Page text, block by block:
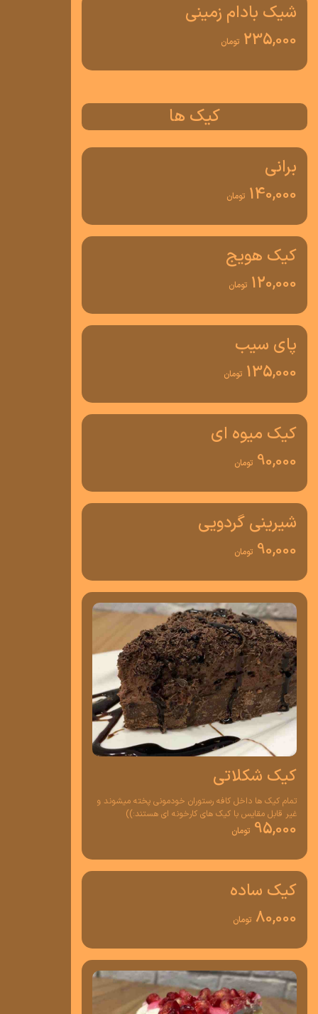
شیک بادام زمینی
235,000 تومان
کیک ها
برانی
140,000 تومان
کیک هویج
120,000 تومان
پای سیب
135,000 تومان
کیک میوه ای
90,000 تومان
شیرینی گردویی
90,000 تومان
کیک شکلاتی
تمام کیک ها داخل کافه رستوران خودمونی پخته میشوند و
غیر قابل مقایس با کیک های کارخونه ای هستند:))
95,000 تومان
کیک ساده
80,000 تومان